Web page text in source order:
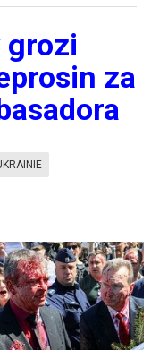
grozi
za